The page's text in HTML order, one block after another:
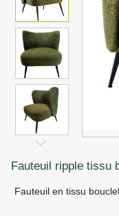
fauteuil ripple tissu
Fauteuil en tissu